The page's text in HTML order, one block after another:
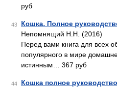
руб
43 Кошка. Полное
Непомнящий Н.Н. (2016)
Перед вами книга для всех
популярного в мире
истинным… 367 руб
44 Кошка полное